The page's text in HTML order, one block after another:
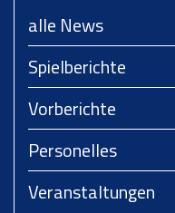
alle News
Spielberichte
Vorberichte
Personelles
Veranstaltungen